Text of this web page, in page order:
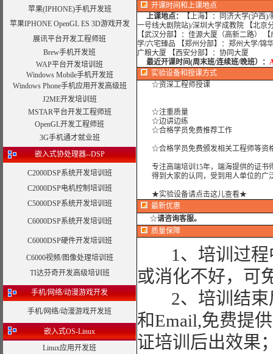
苹果(IPHONE)手机开发班
苹果IPHONE OpenGL ES 3D游戏开发
展讯平台开发工程师班
Brew手机开发班
WAP平台开发培训班
Windows Mobile手机开发班
Windows Phone手机应用开发高级班
J2ME开发培训班
MSTAR平台开发工程师班
OpenGL开发工程师班
3G手机通才就业班
嵌入式协处理器--DSP
C2000DSP系统开发培训班
C2000DSP电机控制培训班
C5000DSP系统开发培训班
C6000DSP系统开发培训班
C6000DSP硬件开发培训班
C6000视频/图像处理培训班
TI达芬奇开发高级培训班
手机/网络/动漫游戏开发
手机/网络/动漫游戏开发班
嵌入式OS-Linux
Linux应用开发班
开课时间和上课地点
上课地点：
【上海】：同济大学(沪西
一号线大剧院站)/深圳大学成教院 【北京
【武汉分部】：佳源大厦（高新二路）
学/六宅臻品 【郑州分部】：郑州大学/锦
广粮大厦 【西安分部】：协同大厦
最近开课时间(周末班/连续班/晚班）：
实验设备和授课方式
☆资深工程师授课
☆注重质量
☆边讲边练
☆合格学员免费推荐工作
☆合格学员免费颁发相关工程师等资
专注高端培训15年，端海提供的证书
得到大家的认同，受到用人单位的广
★实验设备请点击这儿查看★
最新优惠
☆请咨询客服。
质量保障
1、培训过程
或消化不好，可
2、培训结束
和Email,免费提
证培训后出效果